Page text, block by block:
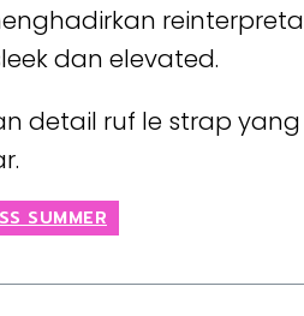
dan elevated.
detail ruf le strap
SUMMER